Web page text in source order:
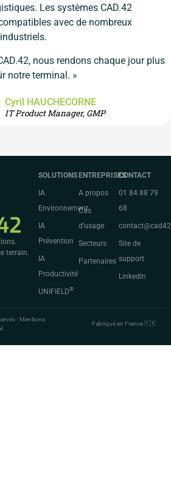
Les systèmes CAD.42
avec de nombreux
nous rendons chaque jour plus
notre terminal. »
Cyril HAUCHECORNE
IT Product Manager, GMP
terrain.
SOLUTIONS
IA
Environnement
IA
Prévention
IA
Productivité
UNIFIELD®
ENTREPRISES
A propos
Cas
d’usage
Secteurs
Partenaires
CONTACT
01 84 88 79
68
Site de
support
LinkedIn
· Mentions
Fabriqué en France 🇫🇷